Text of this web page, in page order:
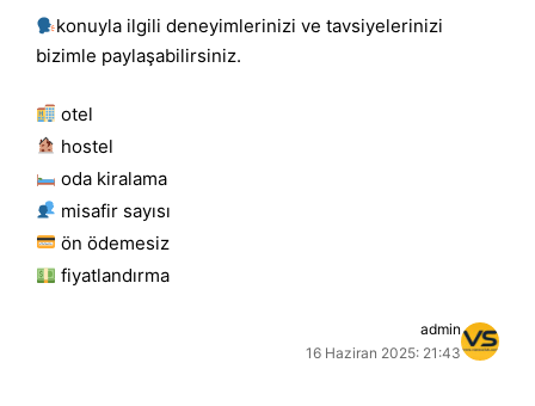
konuyla ilgili deneyimlerinizi ve tavsiyelerinizi
bizimle paylaşabilirsiniz.
otel
hostel
oda kiralama
misafir sayısı
ön ödemesiz
fiyatlandırma
admin
16 Haziran 2025: 21:43